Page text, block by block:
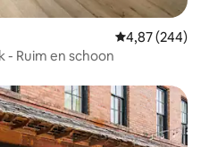
Gemiddelde
4,87 (244)
- Ruim en schoon